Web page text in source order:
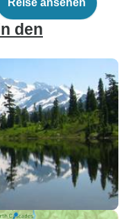
Reise ansehen
den